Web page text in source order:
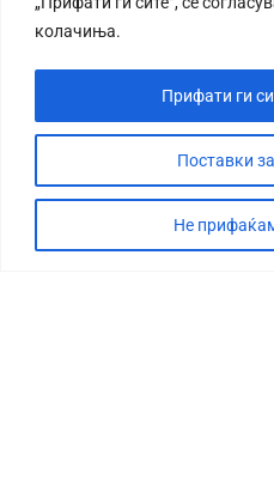
колачиња.
Поставки
Не
Прифати ги